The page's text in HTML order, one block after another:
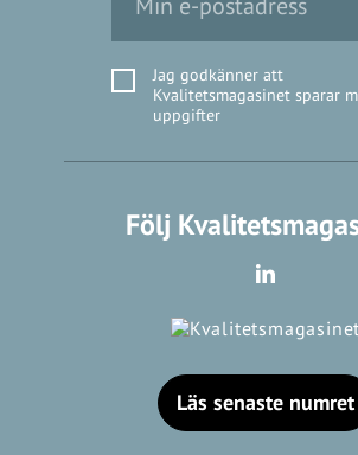
Jag godkänner att
Kvalitetsmagasinet sparar
uppgifter
Följ
Läs senaste numret